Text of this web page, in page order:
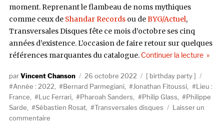
moment. Reprenant le flambeau de noms mythiques
comme ceux de Shandar Recordsou deBYG/Actuel,
Transversales Disques fête ce mois d’octobre ses cinq
années d’existence. L’occasion de faire retour sur quelques
références marquantes du catalogue. Continuer la lecturede «
AuteurVincent Chanson
Publié
le
26 octobre 2022 Catégories
birthday party
Année : 2022
Bernard Parmegiani Jonathan Fitoussi
Lieu :
France
Luc Ferrari Pharoah Sanders Philip Glass
Philippe
Sarde
Sébastien Rosat Transversales disques
Laisser un
commentairesur